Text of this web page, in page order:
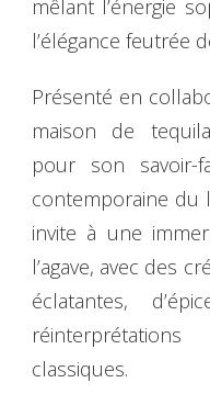
mêlant l’énergie
l’élégance feutrée
Présenté en
maison de
pour son savoir-
contemporaine du
invite à une
l’agave, avec des
éclatantes,
classiques.